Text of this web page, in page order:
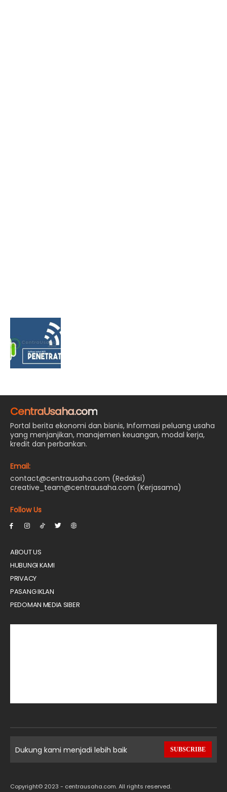
CentraUsaha.com
Portal berita ekonomi dan bisnis, Informasi peluang usaha
yang menjanjikan, manajemen keuangan, modal kerja,
kredit dan perbankan.
Email:
contact@centrausaha.com (Redaksi)
creative_team@centrausaha.com (Kerjasama)
Follow Us
ABOUT US
HUBUNGI KAMI
PRIVACY
PASANG IKLAN
PEDOMAN MEDIA SIBER
Dukung kami menjadi lebih baik SUBSCRIBE
Copyright© 2023 - centrausaha.com. All rights reserved.